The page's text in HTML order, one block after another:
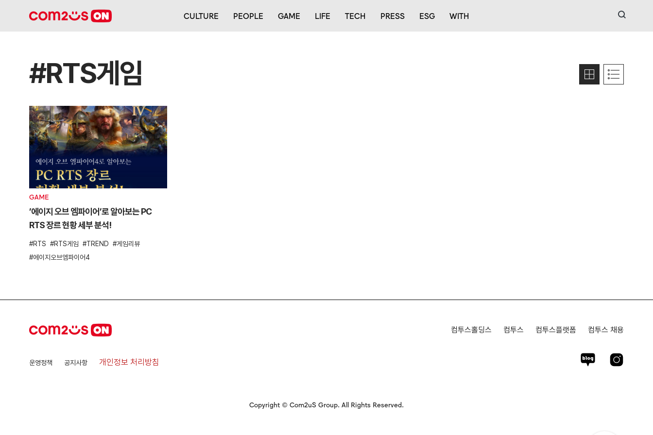
CULTURE PEOPLE GAME LIFE TECH PRESS ESG WITH 검색
#RTS게임
GAME
’에이지 오브 엠파이어’로 알아보는 PC
RTS 장르 현황 세부 분석!
RTS RTS게임 TREND
게임리뷰
에이지오브엠파이어4
운영정책 공지사항 개인정보 처리방침
컴투스홀딩스 컴투스 컴투스플랫폼 컴투스 채용
Copyright © Com2uS Group. All Rights Reserved.